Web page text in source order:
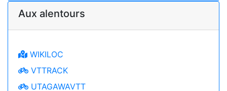
Aux alentours
WIKILOC
VTTRACK
UTAGAWAVTT